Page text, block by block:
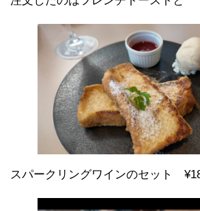
スパークリングワインのセット